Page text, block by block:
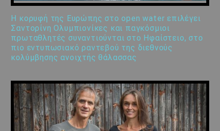
Η κορυφή της Ευρώπης στο open water επιλέγει
Σαντορίνη Ολυμπιονίκες και παγκόσμιοι
πρωταθλητές συναντιούνται στο Ηφαίστειο, στο
πιο εντυπωσιακό ραντεβού της διεθνούς
κολύμβησης ανοιχτής θάλασσας